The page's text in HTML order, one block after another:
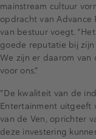
mainstream cultuur
opdracht van Advance
van bestuur voegt.
goede reputatie bij zijn
We zijn er daarom
voor ons."
"De kwaliteit van de
Entertainment uitgeeft
van de Ven, oprichter
deze investering